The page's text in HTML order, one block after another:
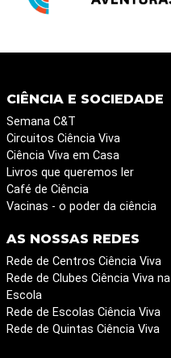
CIÊNCIA E SOCIEDADE
Semana C&T
Circuitos Ciência Viva
Ciência Viva em Casa
Livros que queremos ler
Café de Ciência
Vacinas - o poder da ciência
AS NOSSAS REDES
Rede de Centros Ciência Viva
Rede de Clubes Ciência Viva na
Escola
Rede de Escolas Ciência Viva
Rede de Quintas Ciência Viva